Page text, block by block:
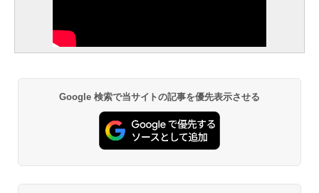
Google 検索で当サイトの記事を優先表示させる